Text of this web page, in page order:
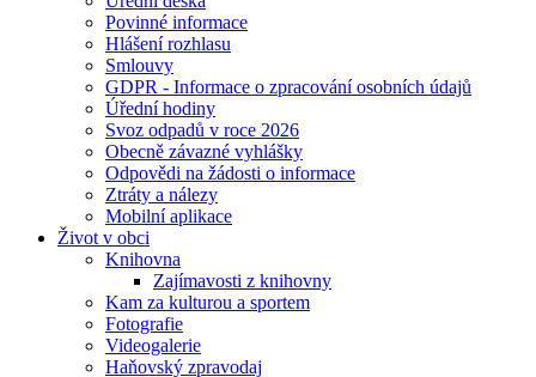
Povinné informace
Hlášení rozhlasu
Smlouvy
GDPR - Informace o zpracování osobních údajů
Úřední hodiny
Svoz odpadů v roce 2026
Obecně závazné vyhlášky
Odpovědi na žádosti o informace
Ztráty a nálezy
Mobilní aplikace
Život v obci
Knihovna
Zajímavosti z knihovny
Kam za kulturou a sportem
Fotografie
Videogalerie
Haňovský zpravodaj